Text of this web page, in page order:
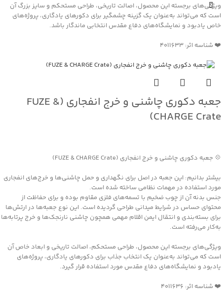
ویژگی‌های برجسته این محصول، اصالت تاریخی، طراحی مستحکم و سایز بزرگ آن
است که می‌تواند به‌عنوان یک گزینه چشمگیر برای دکورهای یادگاری، پروژه‌های
خاص یادبود و نمایشگاه‌های دفاع مقدس انتخابی ماندگار باشد.
❤️ شناسه اثر: 4011633
جعبه دکوری چاشنی و خرج انفجاری (FUZE &
CHARGE Crate)
💠 جعبه دکوری چاشنی و خرج انفجاری (FUZE & CHARGE Crate)
بیشتر بدانیم: این جعبه در اصل برای نگهداری و حمل چاشنی‌ها و خرج‌های انفجاری
مورد استفاده در مهمات نظامی ساخته شده است.
جنس بدنه آن از چوب ضخیم با تسمه‌های فلزی مقاوم بوده و برای حفاظت از
محتوای حساس در شرایط میدانی طراحی گردیده است. این نوع جعبه‌ها در ارتش‌ها
برای بسته‌بندی و انتقال ایمن اقلام مهمی همچون چاشنی نارنجک‌ها و خرج پرتابه‌ها
به‌کار می‌رفته است.
ویژگی‌های برجسته این محصول، طراحی مستحکم، اصالت تاریخی و ابعاد خاص آن
است که می‌تواند به‌عنوان یک انتخاب جذاب برای دکورهای یادگاری، پروژه‌های
یادبود و نمایشگاه‌های دفاع مقدس مورد استفاده قرار گیرد.
❤️ شناسه اثر: 4011636